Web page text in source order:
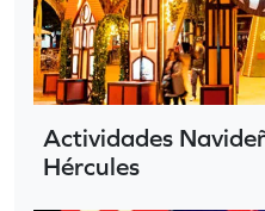
Actividades
Hércules